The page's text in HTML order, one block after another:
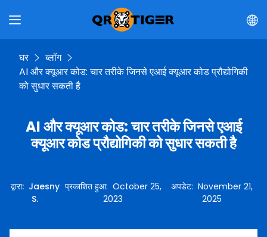
घर
ब्लॉग
AI और क्यूआर कोड: चार तरीके जिनसे एआई क्यूआर कोड प्रौद्योगिकी
को सुधार सकती है
AI और क्यूआर कोड: चार तरीके जिनसे एआई
क्यूआर कोड प्रौद्योगिकी को सुधार सकती है
द्वारा: Jaesny
S.
प्रकाशित हुआ: October 25,
2023
अपडेट: November 21,
2025